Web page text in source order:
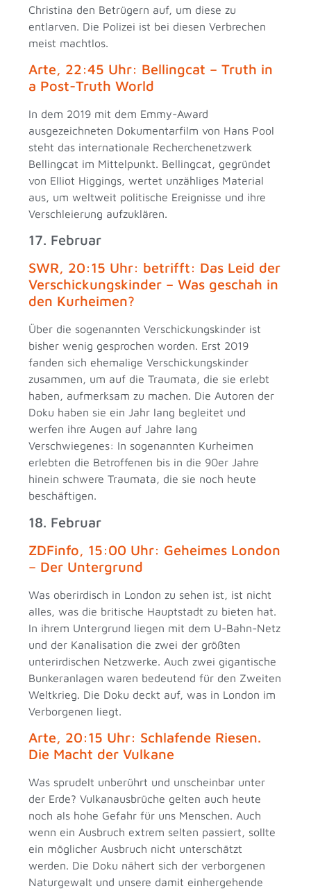
Christina den Betrügern auf, um diese zu
entlarven. Die Polizei ist bei diesen Verbrechen
meist machtlos.
Arte, 22:45 Uhr: Bellingcat – Truth in
a Post-Truth World
In dem 2019 mit dem Emmy-Award
ausgezeichneten Dokumentarfilm von Hans Pool
steht das internationale Recherchenetzwerk
Bellingcat im Mittelpunkt. Bellingcat, gegründet
von Elliot Higgings, wertet unzähliges Material
aus, um weltweit politische Ereignisse und ihre
Verschleierung aufzuklären.
17. Februar
SWR, 20:15 Uhr: betrifft: Das Leid der
Verschickungskinder – Was geschah in
den Kurheimen?
Über die sogenannten Verschickungskinder ist
bisher wenig gesprochen worden. Erst 2019
fanden sich ehemalige Verschickungskinder
zusammen, um auf die Traumata, die sie erlebt
haben, aufmerksam zu machen. Die Autoren der
Doku haben sie ein Jahr lang begleitet und
werfen ihre Augen auf Jahre lang
Verschwiegenes: In sogenannten Kurheimen
erlebten die Betroffenen bis in die 90er Jahre
hinein schwere Traumata, die sie noch heute
beschäftigen.
18. Februar
ZDFinfo, 15:00 Uhr: Geheimes London
– Der Untergrund
Was oberirdisch in London zu sehen ist, ist nicht
alles, was die britische Hauptstadt zu bieten hat.
In ihrem Untergrund liegen mit dem U-Bahn-Netz
und der Kanalisation die zwei der größten
unterirdischen Netzwerke. Auch zwei gigantische
Bunkeranlagen waren bedeutend für den Zweiten
Weltkrieg. Die Doku deckt auf, was in London im
Verborgenen liegt.
Arte, 20:15 Uhr: Schlafende Riesen.
Die Macht der Vulkane
Was sprudelt unberührt und unscheinbar unter
der Erde? Vulkanausbrüche gelten auch heute
noch als hohe Gefahr für uns Menschen. Auch
wenn ein Ausbruch extrem selten passiert, sollte
ein möglicher Ausbruch nicht unterschätzt
werden. Die Doku nähert sich der verborgenen
Naturgewalt und unsere damit einhergehende